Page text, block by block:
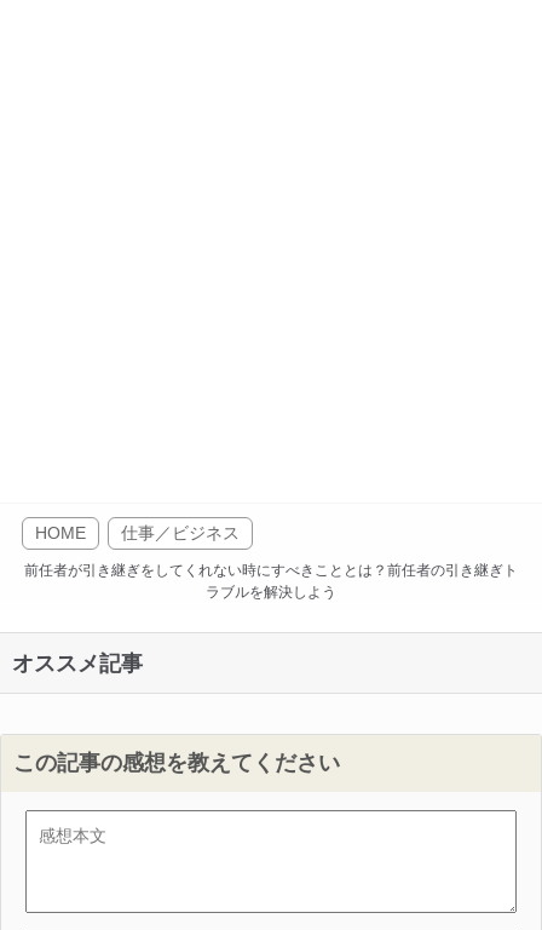
HOME 仕事／ビジネス
前任者が引き継ぎをしてくれない時にすべきこととは？前任者の引き継ぎト
ラブルを解決しよう
オススメ記事
この記事の感想を教えてください